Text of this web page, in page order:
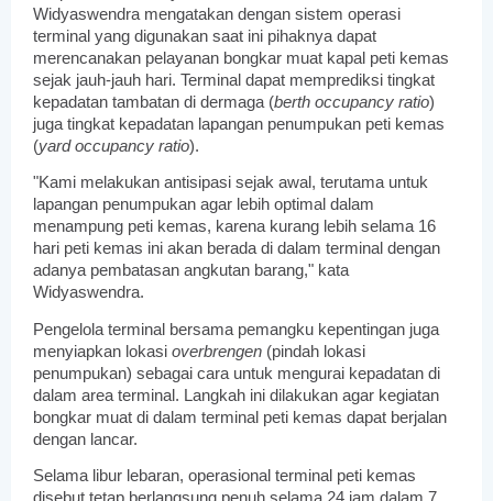
Widyaswendra mengatakan dengan sistem operasi
terminal yang digunakan saat ini pihaknya dapat
merencanakan pelayanan bongkar muat kapal peti kemas
sejak jauh-jauh hari. Terminal dapat memprediksi tingkat
kepadatan tambatan di dermaga (berth occupancy ratio)
juga tingkat kepadatan lapangan penumpukan peti kemas
(yard occupancy ratio).
"Kami melakukan antisipasi sejak awal, terutama untuk
lapangan penumpukan agar lebih optimal dalam
menampung peti kemas, karena kurang lebih selama 16
hari peti kemas ini akan berada di dalam terminal dengan
adanya pembatasan angkutan barang," kata
Widyaswendra.
Pengelola terminal bersama pemangku kepentingan juga
menyiapkan lokasi overbrengen (pindah lokasi
penumpukan) sebagai cara untuk mengurai kepadatan di
dalam area terminal. Langkah ini dilakukan agar kegiatan
bongkar muat di dalam terminal peti kemas dapat berjalan
dengan lancar.
Selama libur lebaran, operasional terminal peti kemas